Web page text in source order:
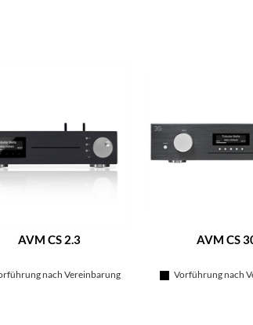
AVM CS 2.3
nach Vereinbarung
AVM CS
Vorführung nach